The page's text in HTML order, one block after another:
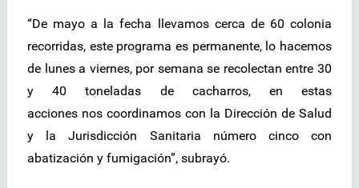
“De mayo a la fecha llevamos cerca de 60 colonia
recorridas, este programa es permanente, lo hacemos
de lunes a viernes, por semana se recolectan entre 30
y 40 toneladas de cacharros, en estas
acciones nos coordinamos con la Dirección de Salud
y la Jurisdicción Sanitaria número cinco con
abatización y fumigación”, subrayó.